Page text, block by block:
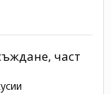
част